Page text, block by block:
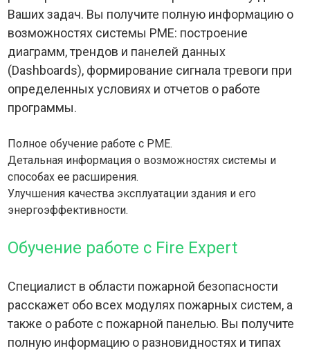
Ваших задач. Вы получите полную информацию о
возможностях системы PME: построение
диаграмм, трендов и панелей данных
(Dashboards), формирование сигнала тревоги при
определенных условиях и отчетов о работе
программы.
Полное обучение работе с PME.
Детальная информация о возможностях системы и
способах ее расширения.
Улучшения качества эксплуатации здания и его
энергоэффективности.
Обучение работе с Fire Expert
Специалист в области пожарной безопасности
расскажет обо всех модулях пожарных систем, а
также о работе с пожарной панелью. Вы получите
полную информацию о разновидностях и типах